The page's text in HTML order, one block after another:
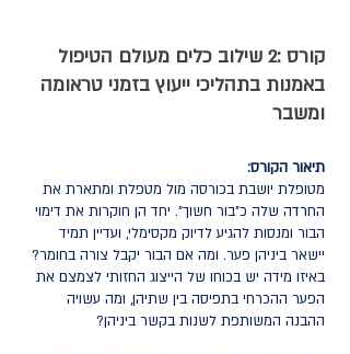
קורס :2 שילוב כלים מעולם הטיפול
באמנות בתהליכי ייעוץ בזמני טראומה
ומשבר
תיאור הקורס:
מטופלת יושבת בכורסה מול מטפלת ומתארת את
החרדה שלה כ"בור חשוך". יחד הן חוקרות את דימוי
הבור ומנסות להגיע לדיוק מקסימלי, ועדיין תמיד
יישאר ביניהן פער. ומה אם הבור יקבל צורה בחומר?
באיזו מידה יש בכוחו של הייצוג החזותי לצמצם את
הפער ההכרחי בתפיסה בין שתיהן, ומה עשויה
ההבנה המשותפת לשנות בקשר ביניהן?